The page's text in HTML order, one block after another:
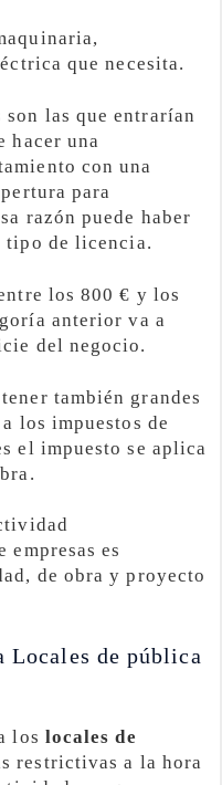
que necesita.
son las que entrarían
hacer una
con una
para
razón puede haber
tipo de licencia.
los 800 € y los
anterior va a
del negocio.
también grandes
los impuestos de
el impuesto se aplica
empresas es
de obra y proyecto
Locales de pública
los locales de
restrictivas a la hora